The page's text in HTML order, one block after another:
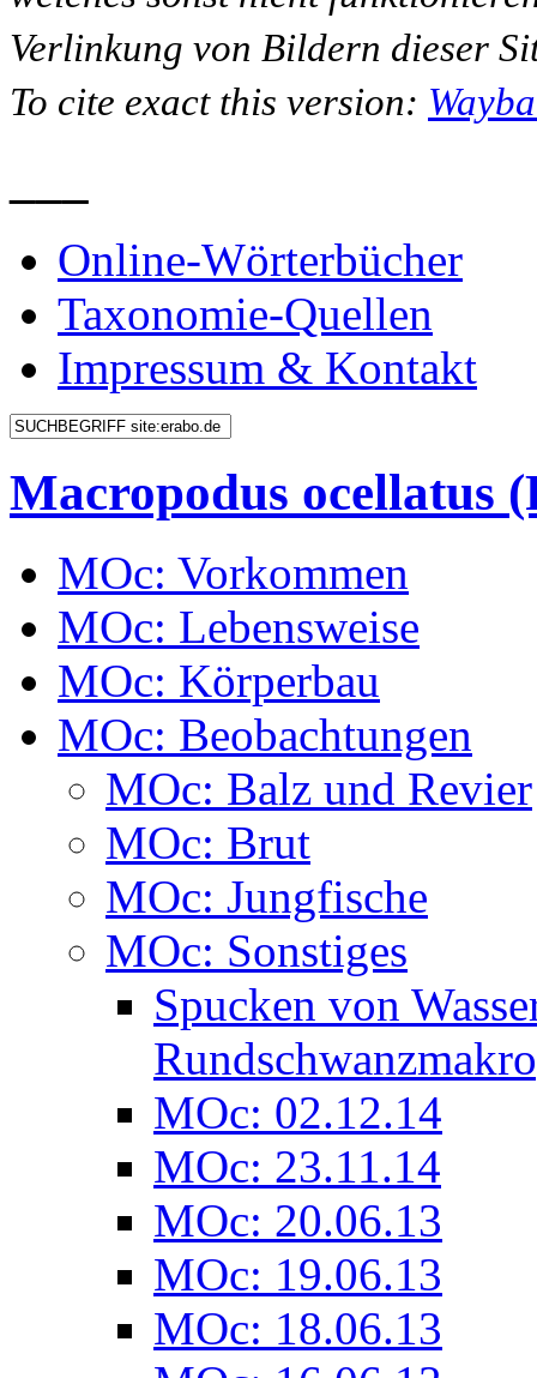
Verlinkung von Bildern dieser
To cite exact this version:
Online-Wörterbücher
Taxonomie-Quellen
Impressum & Kontakt
Macropodus ocellatus
MOc: Vorkommen
MOc: Lebensweise
MOc: Körperbau
MOc: Beobachtungen
MOc: Balz und Revier
MOc: Brut
MOc: Jungfische
MOc: Sonstiges
Spucken von
MOc: 02.12.14
MOc: 23.11.14
MOc: 20.06.13
MOc: 19.06.13
MOc: 18.06.13